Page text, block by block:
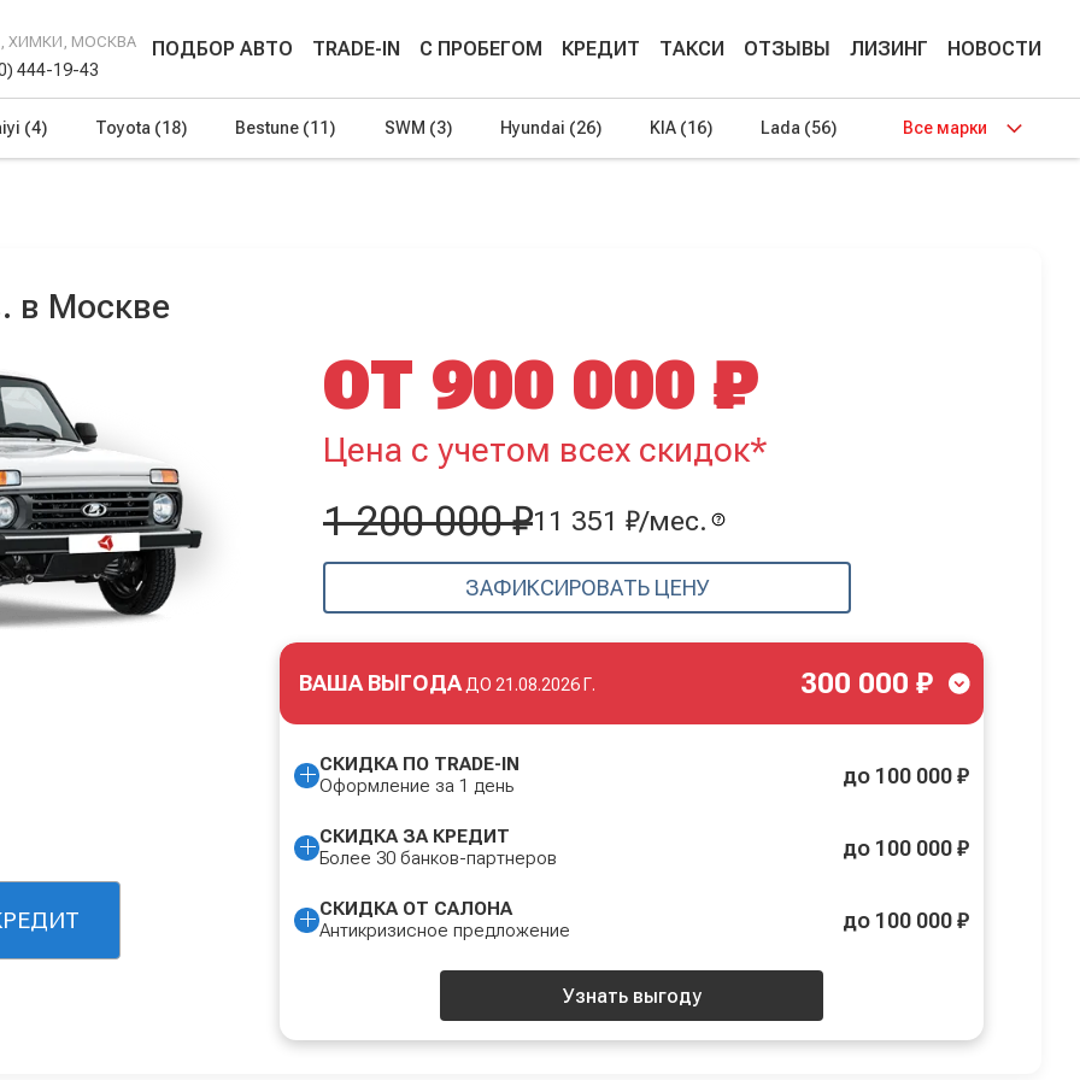
ХИМКИ, МОСКВА
444-19-43
ПОДБОР АВТО TRADE-IN С ПРОБЕГОМ КРЕДИТ ТАКСИ ОТЗЫВЫ ЛИЗИНГ НОВОСТИ
(4) Toyota (18) Bestune (11) SWM (3) Hyundai (26) KIA (16) Lada (56) Все марки
в Москве
ОТ 900 000 ₽
Цена с учетом всех скидок*
1 200 000 ₽11 351 ₽/мес.
ЗАФИКСИРОВАТЬ ЦЕНУ
ВАША ВЫГОДА ДО 21.08.2026 Г. 300 000 ₽
СКИДКА ПО TRADE-IN
Оформление за 1 день
до 100 000 ₽
СКИДКА ЗА КРЕДИТ
Более 30 банков-партнеров
до 100 000 ₽
СКИДКА ОТ САЛОНА
Антикризисное предложение
до 100 000 ₽
Узнать выгоду